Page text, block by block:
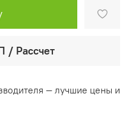
/ Рассчет
— лучшие цены и